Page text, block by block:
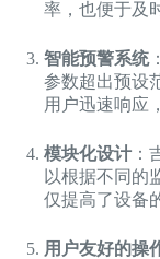
率，也便于及
智能预警系统
参数超出预设
用户迅速响应
模块化设计 ：
以根据不同的
仅提高了设备
用户友好的操